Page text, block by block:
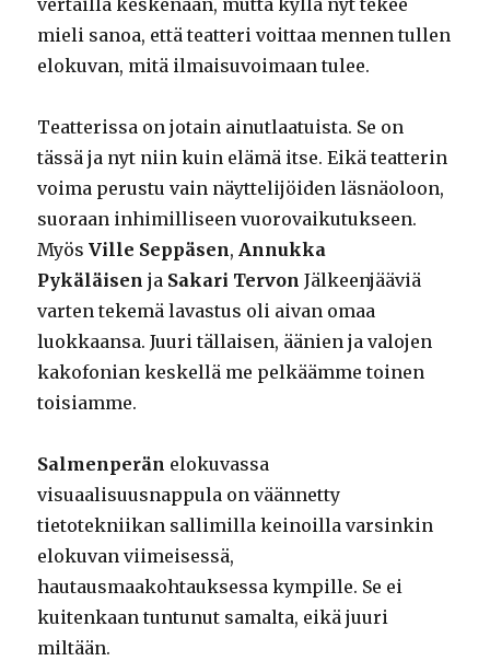
vertailla keskenään, mutta kyllä nyt tekee
mieli sanoa, että teatteri voittaa mennen tullen
elokuvan, mitä ilmaisuvoimaan tulee.
Teatterissa on jotain ainutlaatuista. Se on
tässä ja nyt niin kuin elämä itse. Eikä teatterin
voima perustu vain näyttelijöiden läsnäoloon,
suoraan inhimilliseen vuorovaikutukseen.
MyösVille Seppäsen,Annukka
Pykäläisenja Sakari Tervon Jälkeenjääviä
varten tekemä lavastus oli aivan omaa
luokkaansa. Juuri tällaisen, äänien ja valojen
kakofonian keskellä me pelkäämme toinen
toisiamme.
Salmenperän elokuvassa
visuaalisuusnappula on väännetty
tietotekniikan sallimilla keinoilla varsinkin
elokuvan viimeisessä,
hautausmaakohtauksessa kympille. Se ei
kuitenkaan tuntunut samalta, eikä juuri
miltään.